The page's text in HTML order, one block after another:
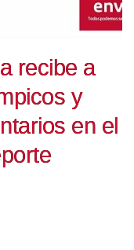
recibe a
y
en el